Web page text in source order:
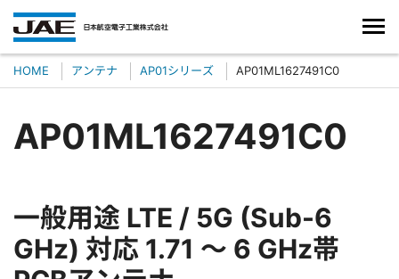
HOME アンテナ AP01シリーズ AP01ML1627491C0
AP01ML1627491C0
一般用途 LTE / 5G (Sub-6
GHz) 対応 1.71 ～ 6 GHz帯